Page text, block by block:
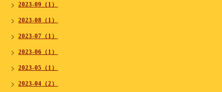
2023-09（1）
2023-08（1）
2023-07（1）
2023-06（1）
2023-05（1）
2023-04（2）